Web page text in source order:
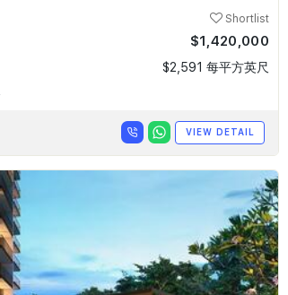
Shortlist
$1,420,000
$2,591 每平方英尺
VIEW DETAIL